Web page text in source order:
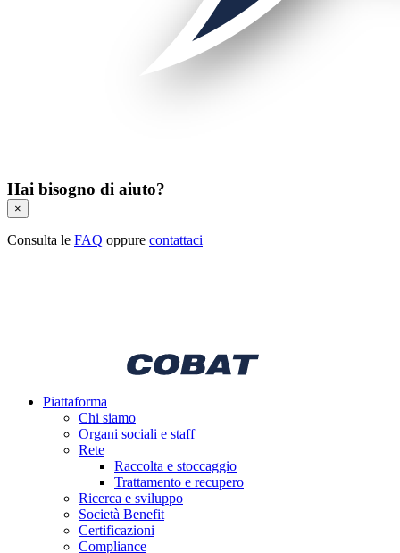
Hai bisogno di aiuto?
×
Consulta le FAQ oppure contattaci
Piattaforma
Chi siamo
Organi sociali e staff
Rete
Raccolta e stoccaggio
Trattamento e recupero
Ricerca e sviluppo
Società Benefit
Certificazioni
Compliance